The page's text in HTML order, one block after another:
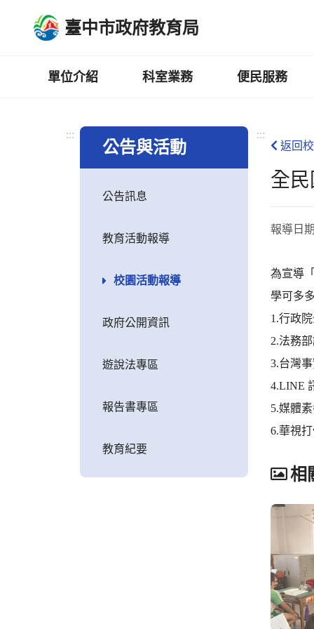
臺中市政府教育局
單位介紹 科室業務 便民服務
:::
公告與活動
公告訊息
教育活動報導
校園活動報導
政府公開資訊
遊說法專區
報告書專區
教育紀要
:::
返回
全
報導日
為宣導
學可多
1.行政
2.法務
3.台灣
4.LINE
5.媒體
6.華視
相